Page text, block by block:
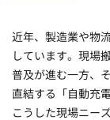
近年、製造業や物
しています。現場
普及が進む一方、
直結する「自動充
こうした現場ニー